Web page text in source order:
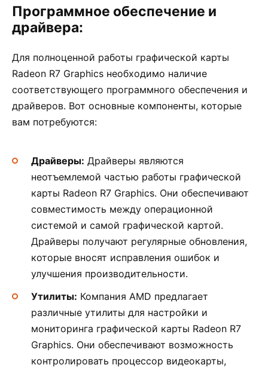
Программное обеспечение и
драйвера:
Для полноценной работы графической карты
Radeon R7 Graphics необходимо наличие
соответствующего программного обеспечения и
драйверов. Вот основные компоненты, которые
вам потребуются:
Драйверы: Драйверы являются
неотъемлемой частью работы графической
карты Radeon R7 Graphics. Они обеспечивают
совместимость между операционной
системой и самой графической картой.
Драйверы получают регулярные обновления,
которые вносят исправления ошибок и
улучшения производительности.
Утилиты: Компания AMD предлагает
различные утилиты для настройки и
мониторинга графической карты Radeon R7
Graphics. Они обеспечивают возможность
контролировать процессор видеокарты,